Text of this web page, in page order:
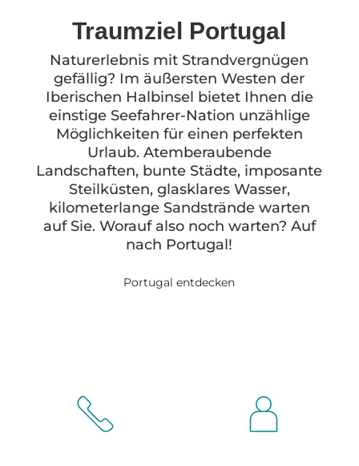
Traumziel Portugal
Naturerlebnis mit Strandvergnügen
gefällig? Im äußersten Westen der
Iberischen Halbinsel bietet Ihnen die
einstige Seefahrer-Nation unzählige
Möglichkeiten für einen perfekten
Urlaub. Atemberaubende
Landschaften, bunte Städte, imposante
Steilküsten, glasklares Wasser,
kilometerlange Sandstrände warten
auf Sie. Worauf also noch warten? Auf
nach Portugal!
Portugal entdecken